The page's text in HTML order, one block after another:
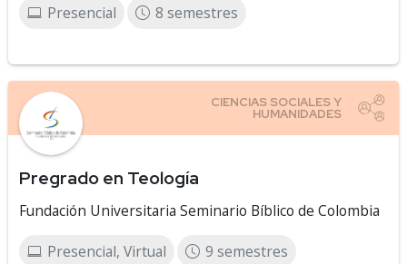
Presencial 8 semestres
Pregrado en Teología
Fundación Universitaria Seminario Bíblico de Colombia
Presencial, Virtual 9 semestres